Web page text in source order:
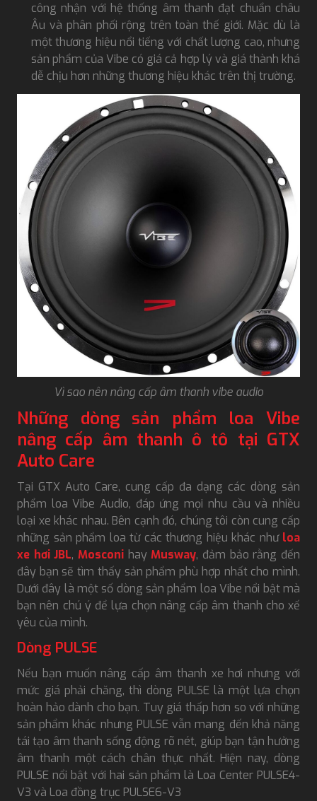
công nhận với hệ thống âm thanh đạt chuẩn châu
Âu và phân phối rộng trên toàn thế giới. Mặc dù là
một thương hiệu nổi tiếng với chất lượng cao, nhưng
sản phẩm của Vibe có giá cả hợp lý và giá thành khá
dễ chịu hơn những thương hiệu khác trên thị trường.
Vì sao nên nâng cấp âm thanh vibe audio
Những dòng sản phẩm loa Vibe
nâng cấp âm thanh ô tô tại GTX
Auto Care
Tại GTX Auto Care, cung cấp đa dạng các dòng sản
phẩm loa Vibe Audio, đáp ứng mọi nhu cầu và nhiều
loại xe khác nhau. Bên cạnh đó, chúng tôi còn cung cấp
những sản phẩm loa từ các thương hiệu khác nhưloa
xe hơi JBL,Mosconi hayMusway, đảm bảo rằng đến
đây bạn sẽ tìm thấy sản phẩm phù hợp nhất cho mình.
Dưới đây là một số dòng sản phẩm loa Vibe nổi bật mà
bạn nên chú ý để lựa chọn nâng cấp âm thanh cho xế
yêu của mình.
Dòng PULSE
Nếu bạn muốn nâng cấp âm thanh xe hơi nhưng với
mức giá phải chăng, thì dòng PULSE là một lựa chọn
hoàn hảo dành cho bạn. Tuy giá thấp hơn so với những
sản phẩm khác nhưng PULSE vẫn mang đến khả năng
tái tạo âm thanh sống động rõ nét, giúp bạn tận hưởng
âm thanh một cách chân thực nhất. Hiện nay, dòng
PULSE nổi bật với hai sản phẩm là Loa Center PULSE4-
V3 và Loa đồng trục PULSE6-V3